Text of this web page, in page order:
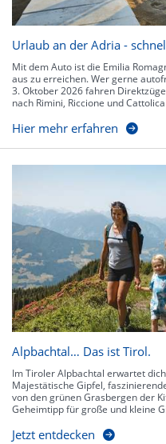
Urlaub an der Adria -
Mit dem Auto ist die Emilia
aus zu erreichen. Wer gerne
3. Oktober 2026 fahren
nach Rimini, Riccione und
Hier mehr erfahren
Alpbachtal… Das ist Tirol.
Im Tiroler Alpbachtal erwartet
Majestätische Gipfel,
von den grünen Grasbergen der
Geheimtipp für große und kleine
Jetzt entdecken